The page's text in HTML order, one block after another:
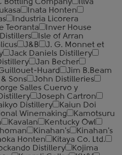
Bottling Company
Illva
Inata Honten
Industria Licorera
Teoranta
Inver House
Isle of Arran
J&B
J. G. Monnet et
Jack Daniels Distillery
Jan Becher
Huard
Jim B.Beam
Sons
John Distilleries
Salles Cuervo y
Joseph Cartron
Distillery
Kaiun Doi
Winemaking
Kamotsuru
Kavalan
Kentucky Owl
Kinahan's
Kinahan's
Honten
Kitaya Co. Ltd.
Distillery
Kojima